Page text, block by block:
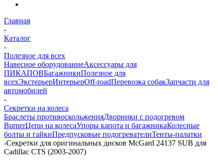
Главная
-
Каталог
-
Полезное для всех
Навесное оборудованиеАксессуары для
ПИКАПОВБагажникиПолезное для
всехЭкстерьерИнтерьерOff-roadПеревозка собакЗапчасти для
автомобилей
-
Секретки на колеса
Браслеты противоскольженияДворники с подогревом
BurnerЦепи на колесаУпоры капота и багажникаКолесные
болты и гайкиПредпусковые подогревателиТенты-палатки
-Секретки для оригинальных дисков McGard 24137 SUB для
Cadillac CTS (2003-2007)